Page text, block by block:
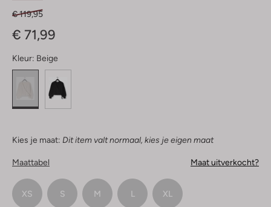
€ 119,95
€ 71,99
Kleur: Beige
Kies je maat: Dit item valt normaal, kies je eigen maat
Maattabel Maat uitverkocht?
XS S M L XL